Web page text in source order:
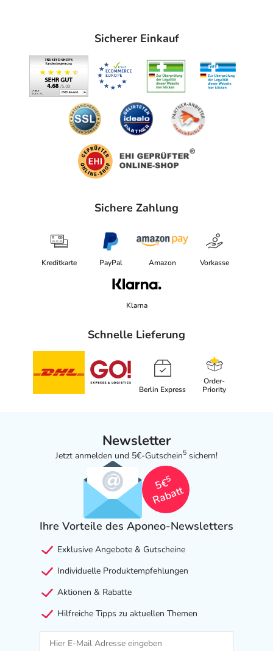
Sicherer Einkauf
Sichere Zahlung
Kreditkarte PayPal Amazon Vorkasse
Klarna
Schnelle Lieferung
Berlin Express
Order-
Priority
Newsletter
Jetzt anmelden und 5€-Gutschein5 sichern!
5€
5
Rabatt
Ihre Vorteile des Aponeo-Newsletters
Exklusive Angebote & Gutscheine
Individuelle Produktempfehlungen
Aktionen & Rabatte
Hilfreiche Tipps zu aktuellen Themen